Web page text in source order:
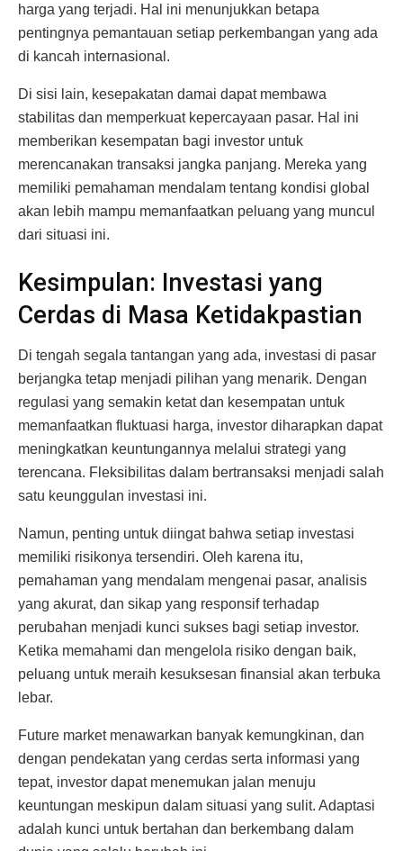
harga yang terjadi. Hal ini menunjukkan betapa
pentingnya pemantauan setiap perkembangan yang ada
di kancah internasional.
Di sisi lain, kesepakatan damai dapat membawa
stabilitas dan memperkuat kepercayaan pasar. Hal ini
memberikan kesempatan bagi investor untuk
merencanakan transaksi jangka panjang. Mereka yang
memiliki pemahaman mendalam tentang kondisi global
akan lebih mampu memanfaatkan peluang yang muncul
dari situasi ini.
Kesimpulan: Investasi yang
Cerdas di Masa Ketidakpastian
Di tengah segala tantangan yang ada, investasi di pasar
berjangka tetap menjadi pilihan yang menarik. Dengan
regulasi yang semakin ketat dan kesempatan untuk
memanfaatkan fluktuasi harga, investor diharapkan dapat
meningkatkan keuntungannya melalui strategi yang
terencana. Fleksibilitas dalam bertransaksi menjadi salah
satu keunggulan investasi ini.
Namun, penting untuk diingat bahwa setiap investasi
memiliki risikonya tersendiri. Oleh karena itu,
pemahaman yang mendalam mengenai pasar, analisis
yang akurat, dan sikap yang responsif terhadap
perubahan menjadi kunci sukses bagi setiap investor.
Ketika memahami dan mengelola risiko dengan baik,
peluang untuk meraih kesuksesan finansial akan terbuka
lebar.
Future market menawarkan banyak kemungkinan, dan
dengan pendekatan yang cerdas serta informasi yang
tepat, investor dapat menemukan jalan menuju
keuntungan meskipun dalam situasi yang sulit. Adaptasi
adalah kunci untuk bertahan dan berkembang dalam